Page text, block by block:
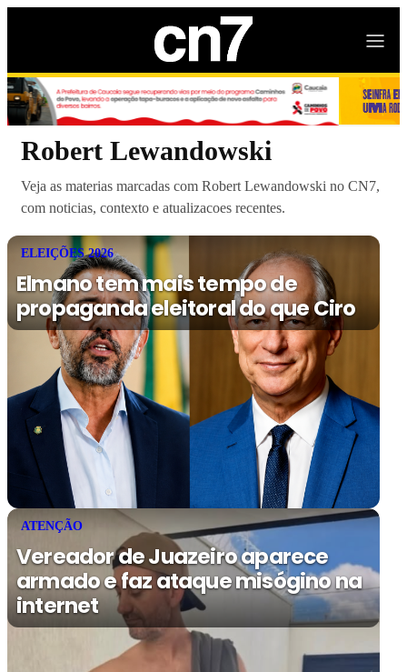
Robert Lewandowski
Veja as materias marcadas com Robert Lewandowski no CN7,
com noticias, contexto e atualizacoes recentes.
ELEIÇÕES 2026
Elmano tem mais tempo de
propaganda eleitoral do que Ciro
ATENÇÃO
Vereador de Juazeiro aparece
armado e faz ataque misógino na
internet